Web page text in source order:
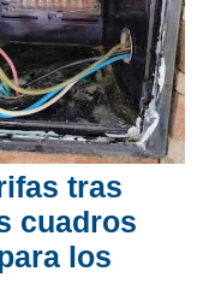
tras
cuadros
los